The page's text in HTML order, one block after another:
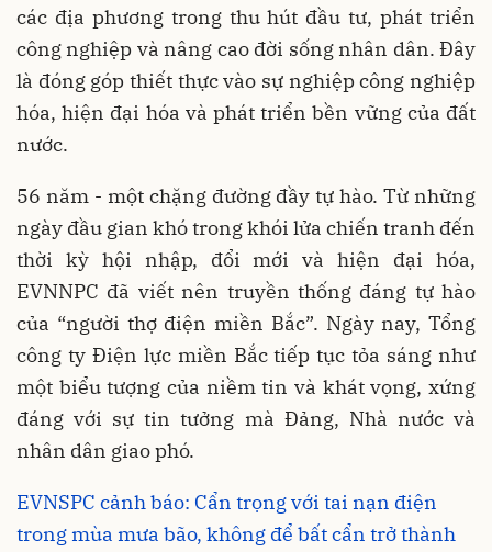
các địa phương trong thu hút đầu tư, phát triển
công nghiệp và nâng cao đời sống nhân dân. Đây
là đóng góp thiết thực vào sự nghiệp công nghiệp
hóa, hiện đại hóa và phát triển bền vững của đất
nước.
56 năm - một chặng đường đầy tự hào. Từ những
ngày đầu gian khó trong khói lửa chiến tranh đến
thời kỳ hội nhập, đổi mới và hiện đại hóa,
EVNNPC đã viết nên truyền thống đáng tự hào
của “người thợ điện miền Bắc”. Ngày nay, Tổng
công ty Điện lực miền Bắc tiếp tục tỏa sáng như
một biểu tượng của niềm tin và khát vọng, xứng
đáng với sự tin tưởng mà Đảng, Nhà nước và
nhân dân giao phó.
EVNSPC cảnh báo: Cẩn trọng với tai nạn điện
trong mùa mưa bão, không để bất cẩn trở thành